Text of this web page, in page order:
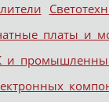
платы и
и